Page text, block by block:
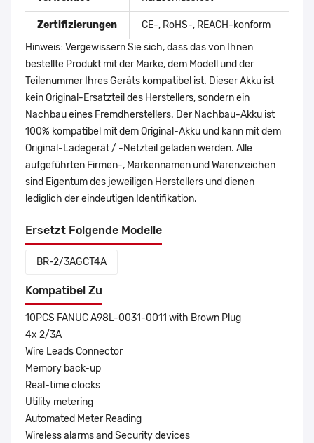
Zertifizierungen
CE-, RoHS-, REACH-konform
Hinweis: Vergewissern Sie sich, dass das von Ihnen
bestellte Produkt mit der Marke, dem Modell und der
Teilenummer Ihres Geräts kompatibel ist. Dieser Akku ist
kein Original-Ersatzteil des Herstellers, sondern ein
Nachbau eines Fremdherstellers. Der Nachbau-Akku ist
100% kompatibel mit dem Original-Akku und kann mit dem
Original-Ladegerät / -Netzteil geladen werden. Alle
aufgeführten Firmen-, Markennamen und Warenzeichen
sind Eigentum des jeweiligen Herstellers und dienen
lediglich der eindeutigen Identifikation.
Ersetzt Folgende Modelle
BR-2/3AGCT4A
Kompatibel Zu
10PCS FANUC A98L-0031-0011 with Brown Plug
4x 2/3A
Wire Leads Connector
Memory back-up
Real-time clocks
Utility metering
Automated Meter Reading
Wireless alarms and Security devices